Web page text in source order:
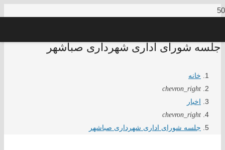
جلسه شورای اداری شهرداری‌ صباشهر
خانه
chevron_right
اخبار
chevron_right
جلسه شورای اداری شهرداری‌ صباشهر